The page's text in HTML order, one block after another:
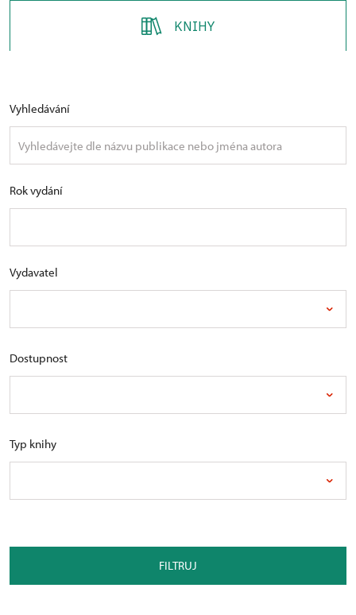
KNIHY
Vyhledávání
Rok vydání
Vydavatel
Dostupnost
Typ knihy
FILTRUJ